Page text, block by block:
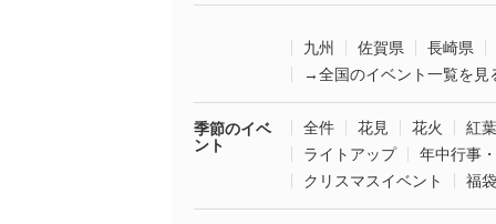
九州 佐賀県
長崎県
→全国のイベント一覧を見
季節のイベ
ント
全件 花見 花火
紅葉
ライトアップ
年中行事
クリスマスイベント
福